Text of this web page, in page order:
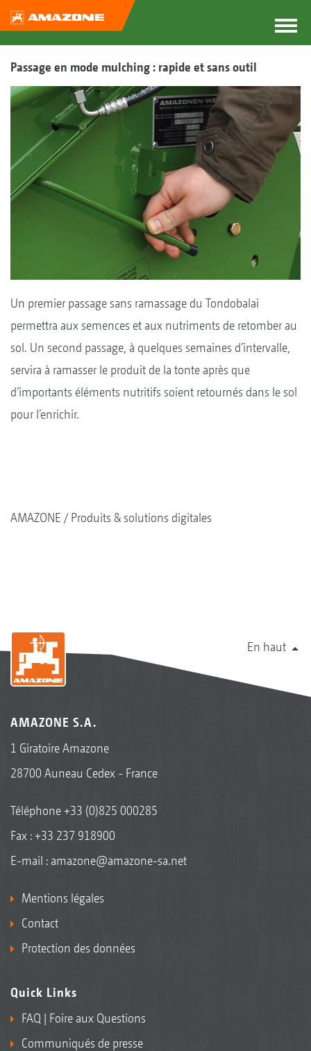
Passage en mode mulching : rapide et sans outil
Un premier passage sans ramassage du Tondobalai
permettra aux semences et aux nutriments de retomber au
sol. Un second passage, à quelques semaines d’intervalle,
servira à ramasser le produit de la tonte après que
d’importants éléments nutritifs soient retournés dans le sol
pour l’enrichir.
AMAZONE Produits & solutions digitales
En haut
AMAZONE S.A.
1 Giratoire Amazone
28700 Auneau Cedex - France
Téléphone+33 (0)825 000285
Fax : +33 237 918900
E-mail : amazone@amazone-sa.net
Mentions légales
Contact
Protection des données
Quick Links
FAQ | Foire aux Questions
Communiqués de presse